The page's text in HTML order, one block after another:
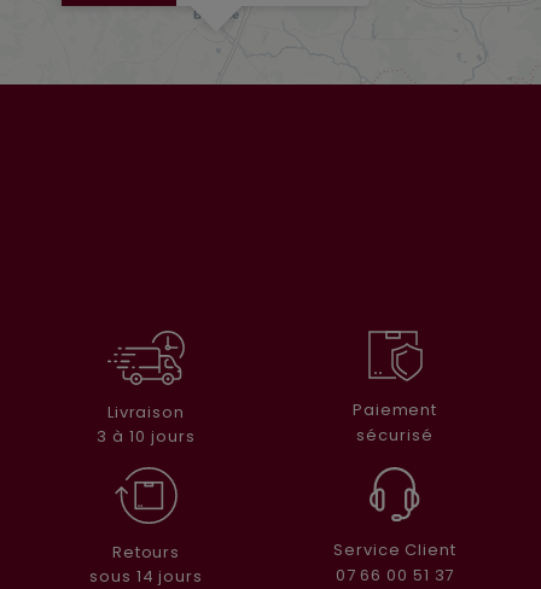
Livraison
3 à 10 jours
Paiement
sécurisé
Retours
sous 14 jours
Service Client
07 66 00 51 37